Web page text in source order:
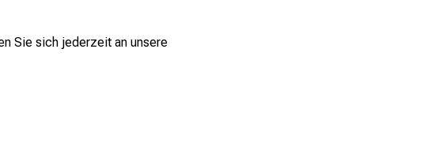
Sie sich jederzeit an unsere